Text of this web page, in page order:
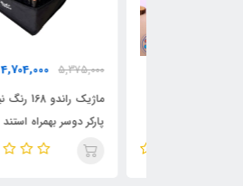
5,375,000
4,704,000 تومان
ماژیک راندو 168 رنگ نیوتاچ
پارکر دوسر بهمراه استند